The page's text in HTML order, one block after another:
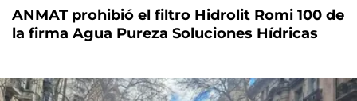
ANMAT prohibió el filtro Hidrolit Romi 100 de
la firma Agua Pureza Soluciones Hídricas